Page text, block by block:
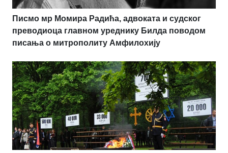
Писмо мр Момира Радића, адвоката и судског
преводиоца главном уреднику Билда поводом
писања о митрополиту Амфилохију